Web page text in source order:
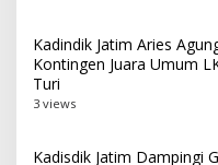
Kadindik Jatim Aries
Kontingen Juara Umum
Turi
3 views
Kadisdik Jatim Dampingi